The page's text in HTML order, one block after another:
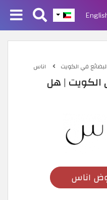
في الكويت
اناس
الكويت | هل
اناس